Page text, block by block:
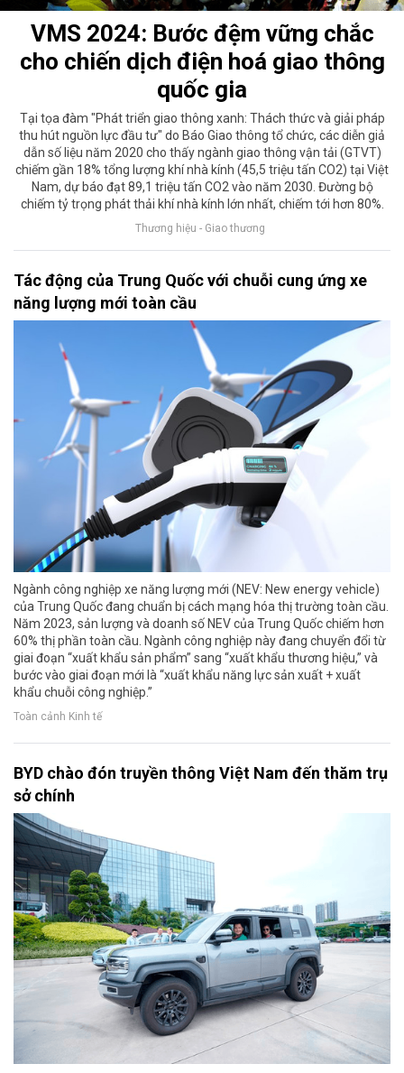
VMS 2024: Bước đệm vững chắc
cho chiến dịch điện hoá giao thông
quốc gia
Tại tọa đàm "Phát triển giao thông xanh: Thách thức và giải pháp
thu hút nguồn lực đầu tư" do Báo Giao thông tổ chức, các diễn giả
dẫn số liệu năm 2020 cho thấy ngành giao thông vận tải (GTVT)
chiếm gần 18% tổng lượng khí nhà kính (45,5 triệu tấn CO2) tại Việt
Nam, dự báo đạt 89,1 triệu tấn CO2 vào năm 2030. Đường bộ
chiếm tỷ trọng phát thải khí nhà kính lớn nhất, chiếm tới hơn 80%.
Thương hiệu - Giao thương
Tác động của Trung Quốc với chuỗi cung ứng xe
năng lượng mới toàn cầu
Ngành công nghiệp xe năng lượng mới (NEV: New energy vehicle)
của Trung Quốc đang chuẩn bị cách mạng hóa thị trường toàn cầu.
Năm 2023, sản lượng và doanh số NEV của Trung Quốc chiếm hơn
60% thị phần toàn cầu. Ngành công nghiệp này đang chuyển đổi từ
giai đoạn “xuất khẩu sản phẩm” sang “xuất khẩu thương hiệu,” và
bước vào giai đoạn mới là “xuất khẩu năng lực sản xuất + xuất
khẩu chuỗi công nghiệp.”
Toàn cảnh Kinh tế
BYD chào đón truyền thông Việt Nam đến thăm trụ
sở chính